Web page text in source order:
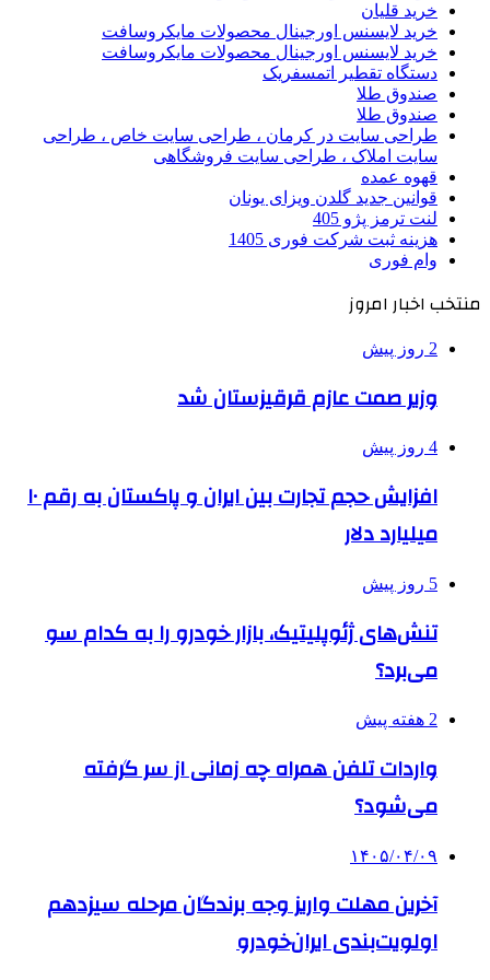
خرید قلیان
خرید لایسنس اورجینال محصولات مایکروسافت
خرید لایسنس اورجینال محصولات مایکروسافت
دستگاه تقطیر اتمسفریک
صندوق طلا
صندوق طلا
طراحی سایت در کرمان ، طراحی سایت خاص ، طراحی
سایت املاک ، طراحی سایت فروشگاهی
قهوه عمده
قوانین جدید گلدن ویزای یونان
لنت ترمز پژو 405
هزینه ثبت شرکت فوری 1405
وام فوری
منتخب اخبار امروز
2 روز پیش
وزیر صمت عازم قرقیزستان شد
4 روز پیش
افزایش حجم تجارت بین ایران و پاکستان به رقم ۱۰
میلیارد دلار
5 روز پیش
تنش‌های ژئوپلیتیک، بازار خودرو را به کدام سو
می‌برد؟
2 هفته پیش
واردات تلفن همراه چه زمانی از سر گرفته
می‌شود؟
۱۴۰۵/۰۴/۰۹
آخرین مهلت واریز وجه برندگان مرحله سیزدهم
اولویت‌بندی ایران‌خودرو